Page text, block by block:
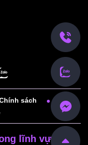
sách
Tin tức
lĩnh vực đèn